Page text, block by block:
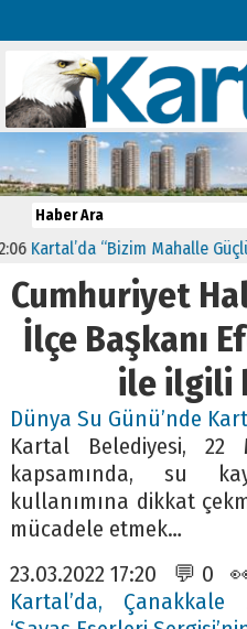
Kartal’da “Bizim Mahalle Güçlü
Cumhuriyet
İlçe Başkanı
ile ilgili
Dünya Su Günü’nde
Kartal Belediyesi,
kapsamında, su
kullanımına dikkat
mücadele etmek…
23.03.2022 17:20 💬 0
Kartal’da, Çanakkale